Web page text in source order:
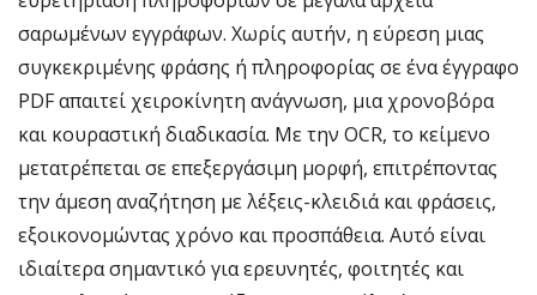
σαρωμένων εγγράφων. Χωρίς αυτήν, η εύρεση μιας
συγκεκριμένης φράσης ή πληροφορίας σε ένα έγγραφο
PDF απαιτεί χειροκίνητη ανάγνωση, μια χρονοβόρα
και κουραστική διαδικασία. Με την OCR, το κείμενο
μετατρέπεται σε επεξεργάσιμη μορφή, επιτρέποντας
την άμεση αναζήτηση με λέξεις-κλειδιά και φράσεις,
εξοικονομώντας χρόνο και προσπάθεια. Αυτό είναι
ιδιαίτερα σημαντικό για ερευνητές, φοιτητές και